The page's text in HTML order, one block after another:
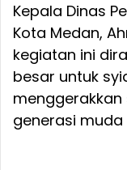
Kepala Dinas
Kota Medan,
kegiatan ini
besar untuk
generasi